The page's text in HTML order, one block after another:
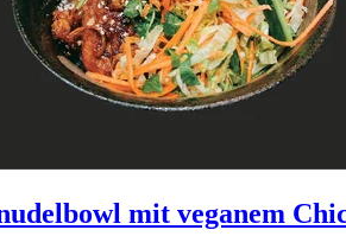
mit veganem